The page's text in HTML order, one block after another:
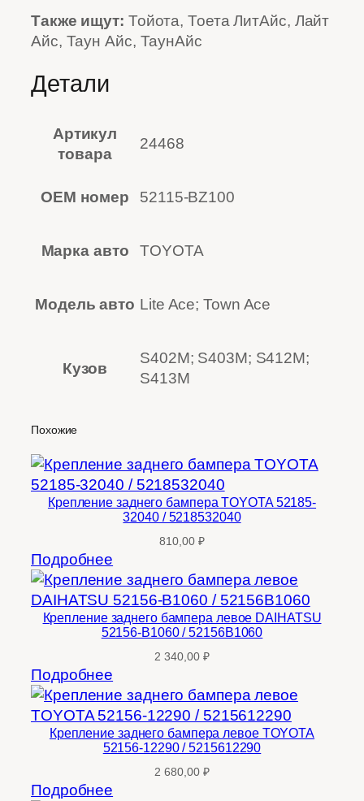
Также ищут: Тойота, Тоета ЛитАйс, Лайт
Айс, Таун Айс, ТаунАйс
Детали
Артикул
товара
24468
OEM номер 52115-BZ100
Марка авто TOYOTA
Модель авто Lite Ace; Town Ace
Кузов
S402M; S403M; S412M;
S413M
Похожие
Крепление заднего бампера TOYOTA 52185-
32040 / 5218532040
810,00 ₽
Подробнее
Крепление заднего бампера левое DAIHATSU
52156-B1060 / 52156B1060
2 340,00 ₽
Подробнее
Крепление заднего бампера левое TOYOTA
52156-12290 / 5215612290
2 680,00 ₽
Подробнее